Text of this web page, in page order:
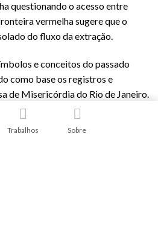
questionando o acesso entre
vermelha sugere que o
do fluxo da extração.
e conceitos do passado
como base os registros e
de Misericórdia do Rio de Janeiro.
dar visibilidadeàs mulheres
Trabalhos Sobre